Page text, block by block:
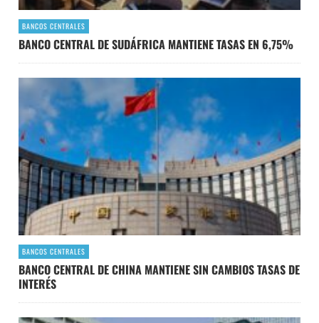
BANCOS CENTRALES
BANCO CENTRAL DE SUDÁFRICA MANTIENE TASAS EN 6,75%
BANCOS CENTRALES
BANCO CENTRAL DE CHINA MANTIENE SIN CAMBIOS TASAS DE
INTERÉS